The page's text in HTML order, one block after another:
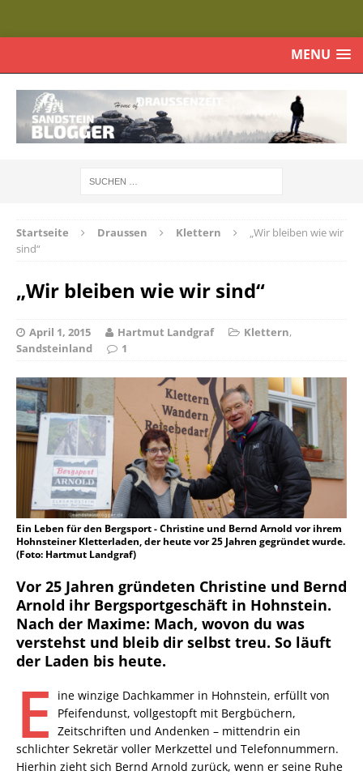
MENU
Startseite Draussen Klettern
„Wir bleiben wie wir
sind“
„Wir bleiben wie wir sind“
April 1, 2015 Hartmut Landgraf Klettern,
Sandsteinland
1
Ein Leben für den Bergsport - Christine und Bernd Arnold vor ihrem
Hohnsteiner Kletterladen, der heute vor 25 Jahren gegründet wurde.
(Foto: Hartmut Landgraf)
Vor 25 Jahren gründeten Christine und Bernd
Arnold ihr Bergsportgeschäft in Hohnstein.
Nach der Maxime: Mach, wovon du was
verstehst und bleib dir selbst treu. So läuft
der Laden bis heute.
E
ine winzige Dachkammer in Hohnstein, erfüllt von
Pfeifendunst, vollgestopft mit Bergbüchern,
Zeitschriften und Andenken – mittendrin ein
schlichter Sekretär voller Merkzettel und Telefonnummern.
Hierhin zieht sich Bernd Arnold zurück, wenn er seine Ruhe